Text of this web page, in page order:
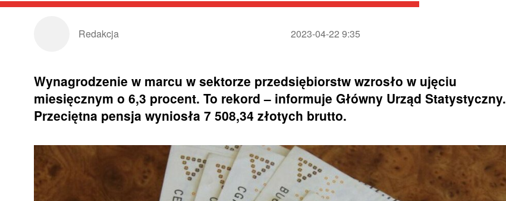
Redakcja 2023-04-22 9:35
Wynagrodzenie w marcu w sektorze przedsiębiorstw wzrosło w ujęciu
miesięcznym o 6,3 procent. To rekord – informuje Główny Urząd Statystyczny.
Przeciętna pensja wyniosła 7 508,34 złotych brutto.